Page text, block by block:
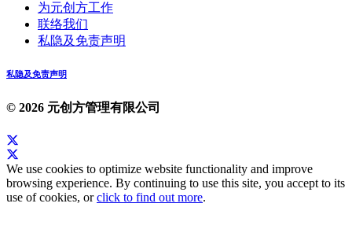
为元创方工作
联络我们
私隐及免责声明
私隐及免责声明
© 2026 元创方管理有限公司
We use cookies to optimize website functionality and improve
browsing experience. By continuing to use this site, you accept to its
use of cookies, orclick to find out more.